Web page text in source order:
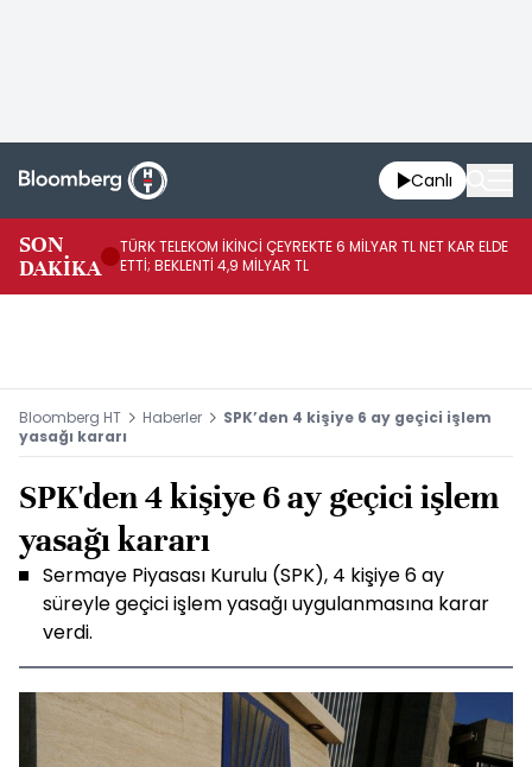
Canlı
SON
DAKİKA
TÜRK TELEKOM İKİNCİ ÇEYREKTE 6 MİLYAR TL NET KAR ELDE
ETTİ; BEKLENTİ 4,9 MİLYAR TL
Bloomberg HT Haberler
SPK’den 4 kişiye 6 ay geçici işlem
yasağı kararı
SPK'den 4 kişiye 6 ay geçici işlem
yasağı kararı
Sermaye Piyasası Kurulu (SPK), 4 kişiye 6 ay
süreyle geçici işlem yasağı uygulanmasına karar
verdi.